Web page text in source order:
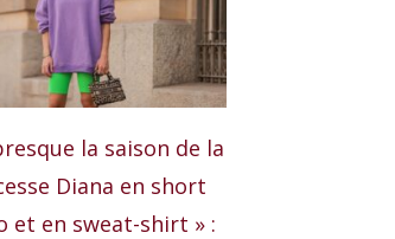
la saison de la
Diana en short
et en sweat-shirt » :